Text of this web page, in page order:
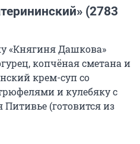
(2783
«Княгиня Дашкова»
копчёная сметана и
крем-суп со
и кулебяку с
Питивье (готовится из